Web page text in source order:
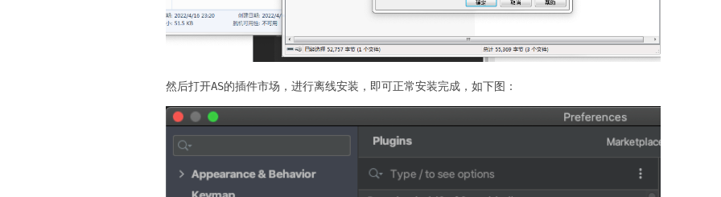
然后打开AS的插件市场，进行离线安装，即可正常安装完成，如下图：